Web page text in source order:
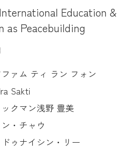
Education &
as Peacebuilding
ファム ティ ラン フォン
Sakti
クマン浅野 豊美
・チャウ
ゥ ナイシン・リー